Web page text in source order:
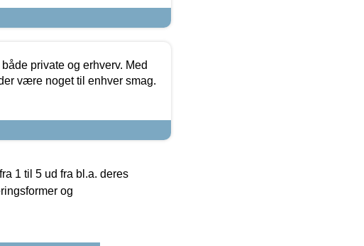
private og erhverv. Med
være noget til enhver smag.
1 til 5 ud fra bl.a. deres
og